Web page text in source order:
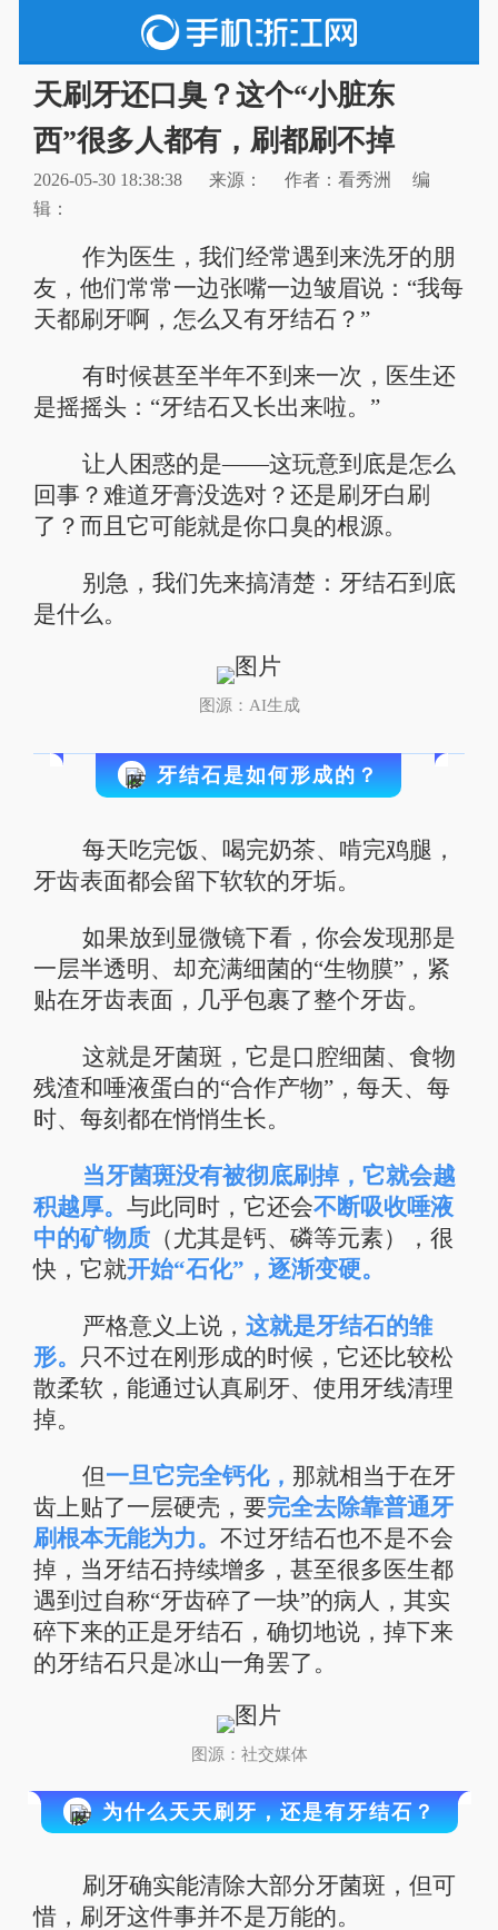
天刷牙还口臭？这个“小脏东
西”很多人都有，刷都刷不掉
2026-05-30 18:38:38 来源： 作者：看秀洲
编
辑：
作为医生，我们经常遇到来洗牙的朋
友，他们常常一边张嘴一边皱眉说：“我每
天都刷牙啊，怎么又有牙结石？”
有时候甚至半年不到来一次，医生还
是摇摇头：“牙结石又长出来啦。”
让人困惑的是——这玩意到底是怎么
回事？难道牙膏没选对？还是刷牙白刷
了？而且它可能就是你口臭的根源。
别急，我们先来搞清楚：牙结石到底
是什么。
图源：AI生成
牙结石是如何形成的？
每天吃完饭、喝完奶茶、啃完鸡腿，
牙齿表面都会留下软软的牙垢。
如果放到显微镜下看，你会发现那是
一层半透明、却充满细菌的“生物膜”，紧
贴在牙齿表面，几乎包裹了整个牙齿。
这就是牙菌斑，它是口腔细菌、食物
残渣和唾液蛋白的“合作产物”，每天、每
时、每刻都在悄悄生长。
当牙菌斑没有被彻底刷掉，它就会越
积越厚。 与此同时，它还会不断吸收唾液
中的矿物质（尤其是钙、磷等元素），很
快，它就开始“石化”，逐渐变硬。
严格意义上说， 这就是牙结石的雏
形。
只不过在刚形成的时候，它还比较松
散柔软，能通过认真刷牙、使用牙线清理
掉。
但一旦它完全钙化， 那就相当于在牙
齿上贴了一层硬壳，要完全去除靠普通牙
刷根本无能为力。 不过牙结石也不是不会
掉，当牙结石持续增多，甚至很多医生都
遇到过自称“牙齿碎了一块”的病人，其实
碎下来的正是牙结石，确切地说，掉下来
的牙结石只是冰山一角罢了。
图源：社交媒体
为什么天天刷牙，还是有牙结石？
刷牙确实能清除大部分牙菌斑，但可
惜，刷牙这件事并不是万能的。